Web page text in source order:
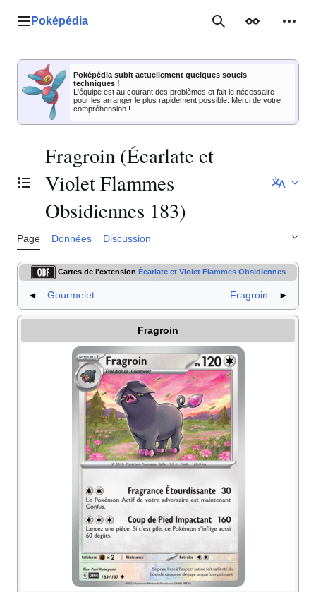
Menu principal
Poképédia RechercherApparence
Poképédia subit actuellement quelques soucis
techniques !
L'équipe est au courant des problèmes et fait le nécessaire
pour les arranger le plus rapidement possible. Merci de votre
compréhension !
Basculer la table des matières
Fragroin (Écarlate et
Violet Flammes
Obsidiennes 183)
Page Données Discussion
Cartes de l'extension Écarlate et Violet Flammes Obsidiennes
◄ Gourmelet Fragroin ►
Fragroin